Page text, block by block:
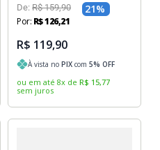
De: R$ 159,90 21%
Por: R$126,21
R$ 119,90
À vista no PIX com 5% OFF
ou em até 8x de R$ 15,77
sem juros